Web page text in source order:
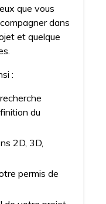
que vous
dans
et quelque
:
du
2D, 3D,
permis de